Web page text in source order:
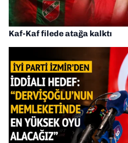
Kaf-Kaf filede atağa kalktı